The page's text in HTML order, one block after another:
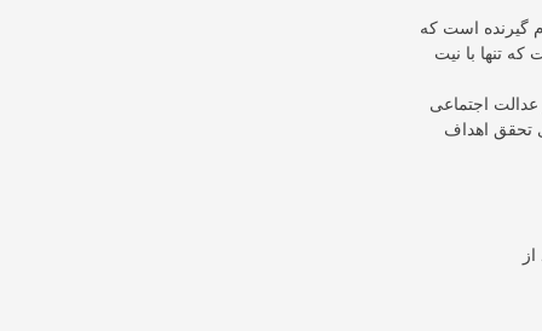
گیرنده است که
تنها با نیت
عدالت اجتماعی
تحقق اهداف